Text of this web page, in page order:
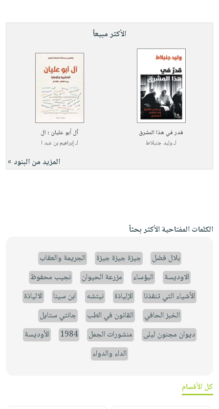
الأكثر مبيعاً
قدر في هذا المشرق
لـوليد جنبلاط
آل أبو عليان ؛ ال
لـإبراهيم بن عبد ا
المزيد من البنود »
الكلمات المفتاحية الأكثر بحثاً
بلال فضل جيزة جيزة جيزة
الجريمة والعقاب
الاوديسة
البؤساء مزرعة الحيوان
نجيب محفوظ
الأشياء التي تنقذنا
الإلياذة نيتشه ابن سينا
الالياذة
الخبز الحافي
القانون في الطب
جانتي ستايل
ديوان مجنون ليلى
منشورات الجمل 1984
الأوديسة
الداء والدواء
كل الأقسام